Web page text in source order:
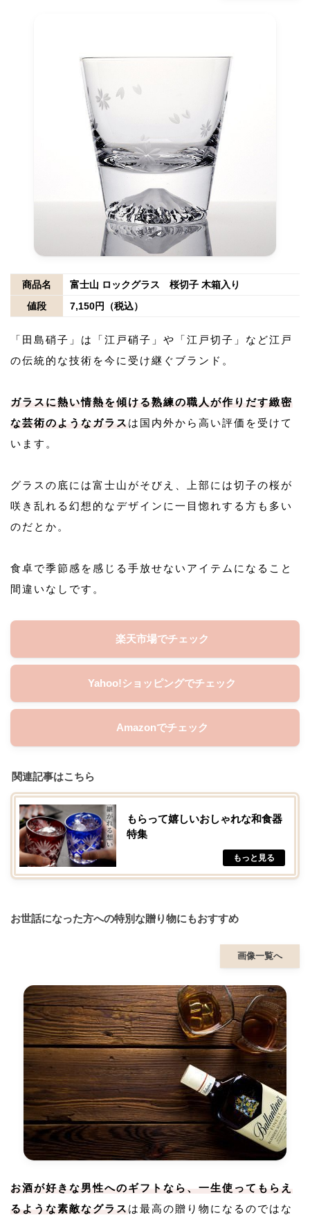
商品名
富士山 ロックグラス 桜切子 木箱入り
値段
7,150円（税込）
「田島硝子」は「江戸硝子」や「江戸切子」など江戸
の伝統的な技術を今に受け継ぐブランド。
ガラスに熱い情熱を傾ける熟練の職人が作りだす緻密
な芸術のようなガラス は国内外から高い評価を受けて
います。
グラスの底には富士山がそびえ、上部には切子の桜が
咲き乱れる幻想的なデザインに一目惚れする方も多い
のだとか。
食卓で季節感を感じる手放せないアイテムになること
間違いなしです。
楽天市場でチェック
Yahoo!ショッピングでチェック
Amazonでチェック
関連記事はこちら
もらって嬉しいおしゃれな和食器
特集
お世話になった方への特別な贈り物にもおすすめ
画像一覧へ
お酒が好きな男性へのギフトなら、一生使ってもらえ
るような素敵なグラス は最高の贈り物になるのではな